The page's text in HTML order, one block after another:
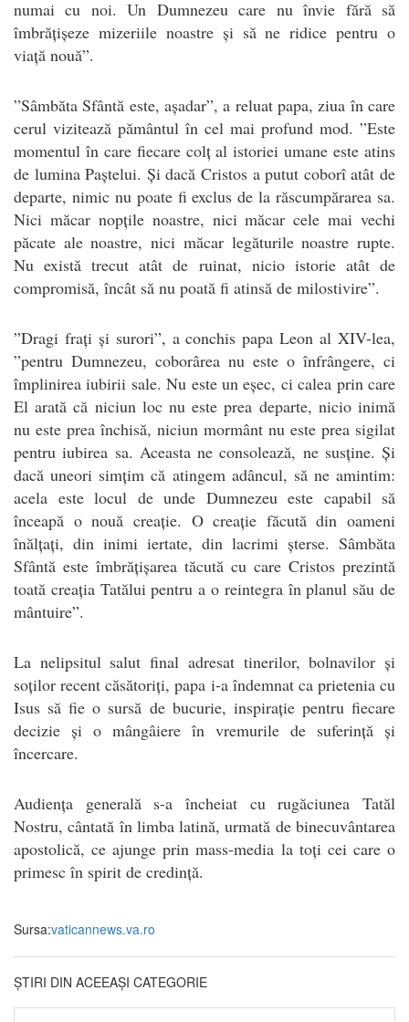
numai cu noi. Un Dumnezeu care nu învie fără să
îmbrățișeze mizeriile noastre și să ne ridice pentru o
viață nouă”.
”Sâmbăta Sfântă este, așadar”, a reluat papa, ziua în care
cerul vizitează pământul în cel mai profund mod. ”Este
momentul în care fiecare colț al istoriei umane este atins
de lumina Paștelui. Și dacă Cristos a putut coborî atât de
departe, nimic nu poate fi exclus de la răscumpărarea sa.
Nici măcar nopțile noastre, nici măcar cele mai vechi
păcate ale noastre, nici măcar legăturile noastre rupte.
Nu există trecut atât de ruinat, nicio istorie atât de
compromisă, încât să nu poată fi atinsă de milostivire”.
”Dragi frați și surori”, a conchis papa Leon al XIV-lea,
”pentru Dumnezeu, coborârea nu este o înfrângere, ci
împlinirea iubirii sale. Nu este un eșec, ci calea prin care
El arată că niciun loc nu este prea departe, nicio inimă
nu este prea închisă, niciun mormânt nu este prea sigilat
pentru iubirea sa. Aceasta ne consolează, ne susține. Și
dacă uneori simțim că atingem adâncul, să ne amintim:
acela este locul de unde Dumnezeu este capabil să
înceapă o nouă creație. O creație făcută din oameni
înălțați, din inimi iertate, din lacrimi șterse. Sâmbăta
Sfântă este îmbrățișarea tăcută cu care Cristos prezintă
toată creația Tatălui pentru a o reintegra în planul său de
mântuire”.
La nelipsitul salut final adresat tinerilor, bolnavilor și
soților recent căsătoriți, papa i-a îndemnat ca prietenia cu
Isus să fie o sursă de bucurie, inspirație pentru fiecare
decizie și o mângâiere în vremurile de suferință și
încercare.
Audiența generală s-a încheiat cu rugăciunea Tatăl
Nostru, cântată în limba latină, urmată de binecuvântarea
apostolică, ce ajunge prin mass-media la toți cei care o
primesc în spirit de credință.
Sursa:vaticannews.va.ro
ȘTIRI DIN ACEEAȘI CATEGORIE